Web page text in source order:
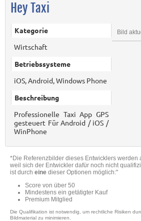
Hey Taxi
Kategorie
Wirtschaft
Betriebssysteme
iOS, Android, Windows Phone
Beschreibung
Professionelle Taxi App GPS
gesteuert Für Android / iOS /
WinPhone
Bild
*Die Referenzbilder dieses Entwicklers werden
weil sich der Entwickler dafür noch nicht
ist durch eine dieser Optionen möglich:"
Score von über 50
Mindestens ein getätigter Kauf
Premium Mitglied
Die Qualifikation ist notwendig, um rechtliche Risiken
Bildmaterial zu minimieren.